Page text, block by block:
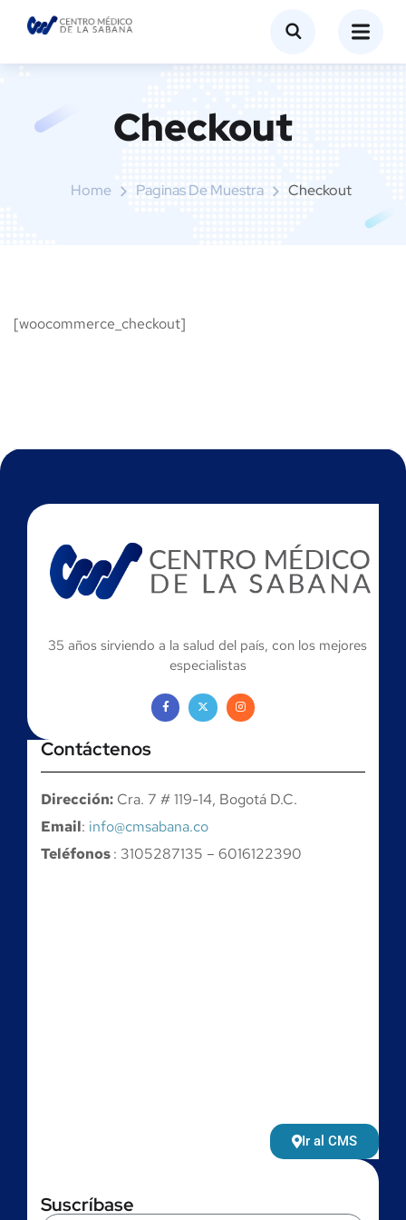
Checkout
Home Paginas De Muestra Checkout
[woocommerce_checkout]
35 años sirviendo a la salud del país, con los mejores
especialistas
Contáctenos
Dirección: Cra. 7 # 119-14, Bogotá D.C.
Email: info@cmsabana.co
Teléfonos: 3105287135 – 6016122390
Ir al CMS
Suscríbase